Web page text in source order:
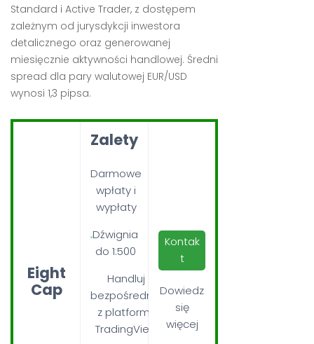
Standard i Active Trader, z dostępem
zależnym od jurysdykcji inwestora
detalicznego oraz generowanej
miesięcznie aktywności handlowej. Średni
spread dla pary walutowej EUR/USD
wynosi 1,3 pipsa.
Eight
Cap
Zalety
Darmowe
wpłaty i
wypłaty
Dźwignia
do 1:500
Handluj
bezpośrednio
z platformy
TradingView
Kontak
t
Dowiedz
się
więcej